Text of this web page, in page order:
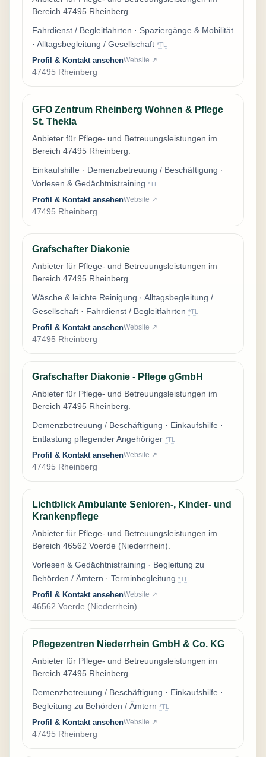
Bereich 47495 Rheinberg.
Fahrdienst / Begleitfahrten · Spaziergänge & Mobilität
· Alltagsbegleitung / Gesellschaft *TL
Profil & Kontakt ansehenWebsite ↗
47495 Rheinberg
GFO Zentrum Rheinberg Wohnen & Pflege
St. Thekla
Anbieter für Pflege- und Betreuungsleistungen im
Bereich 47495 Rheinberg.
Einkaufshilfe · Demenzbetreuung / Beschäftigung ·
Vorlesen & Gedächtnistraining *TL
Profil & Kontakt ansehenWebsite ↗
47495 Rheinberg
Grafschafter Diakonie
Anbieter für Pflege- und Betreuungsleistungen im
Bereich 47495 Rheinberg.
Wäsche & leichte Reinigung · Alltagsbegleitung /
Gesellschaft · Fahrdienst / Begleitfahrten *TL
Profil & Kontakt ansehenWebsite ↗
47495 Rheinberg
Grafschafter Diakonie - Pflege gGmbH
Anbieter für Pflege- und Betreuungsleistungen im
Bereich 47495 Rheinberg.
Demenzbetreuung / Beschäftigung · Einkaufshilfe ·
Entlastung pflegender Angehöriger *TL
Profil & Kontakt ansehenWebsite ↗
47495 Rheinberg
Lichtblick Ambulante Senioren-, Kinder- und
Krankenpflege
Anbieter für Pflege- und Betreuungsleistungen im
Bereich 46562 Voerde (Niederrhein).
Vorlesen & Gedächtnistraining · Begleitung zu
Behörden / Ämtern · Terminbegleitung *TL
Profil & Kontakt ansehenWebsite ↗
46562 Voerde (Niederrhein)
Pflegezentren Niederrhein GmbH & Co. KG
Anbieter für Pflege- und Betreuungsleistungen im
Bereich 47495 Rheinberg.
Demenzbetreuung / Beschäftigung · Einkaufshilfe ·
Begleitung zu Behörden / Ämtern *TL
Profil & Kontakt ansehenWebsite ↗
47495 Rheinberg